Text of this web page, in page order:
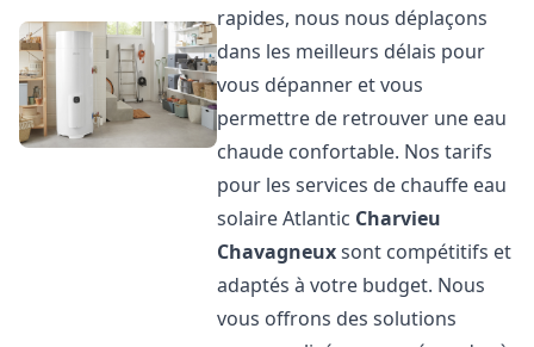
rapides, nous nous déplaçons
dans les meilleurs délais pour
vous dépanner et vous
permettre de retrouver une eau
chaude confortable. Nos tarifs
pour les services de chauffe eau
solaire Atlantic Charvieu
Chavagneuxsont compétitifs et
adaptés à votre budget. Nous
vous offrons des solutions